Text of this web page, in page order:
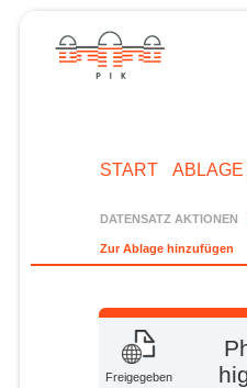
START ABLAGE
DATENSATZ AKTIONEN
Zur Ablage hinzufügen
Freigegeben